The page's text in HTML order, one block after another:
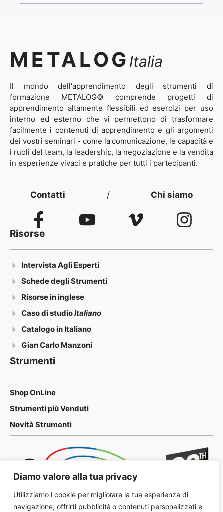
Diamo valore alla tua privacy
Utilizziamo i cookie per migliorare la tua esperienza di
navigazione, offrirti pubblicità o contenuti personalizzati e
METALOG Italia
Il mondo dell'apprendimento degli strumenti di
formazione METALOG© comprende progetti di
apprendimento altamente flessibili ed esercizi per uso
interno ed esterno che vi permettono di trasformare
facilmente i contenuti di apprendimento e gli argomenti
dei vostri seminari - come la comunicazione, le capacità e
i ruoli del team, la leadership, la negoziazione e la vendita
in esperienze vivaci e pratiche per tutti i partecipanti.
Contatti / Chi siamo
Risorse
Intervista Agli Esperti
Schede degli Strumenti
Risorse in inglese
Caso di studioItaliano
Catalogo in Italiano
Gian Carlo Manzoni
Strumenti
Shop OnLine
Strumenti più Venduti
Novità Strumenti